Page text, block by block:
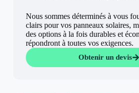
Nous sommes déterminés à vous
clairs pour vos panneaux solaires,
des options à la fois durables et
répondront à toutes vos exigences.
Obtenir un devis